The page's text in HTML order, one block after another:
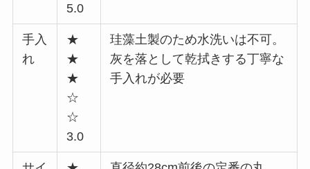
5.0
手入
れ
★
★
★
☆
☆
3.0
珪藻土製のため水洗いは不可。
灰を落として乾拭きする丁寧な
手入れが必要